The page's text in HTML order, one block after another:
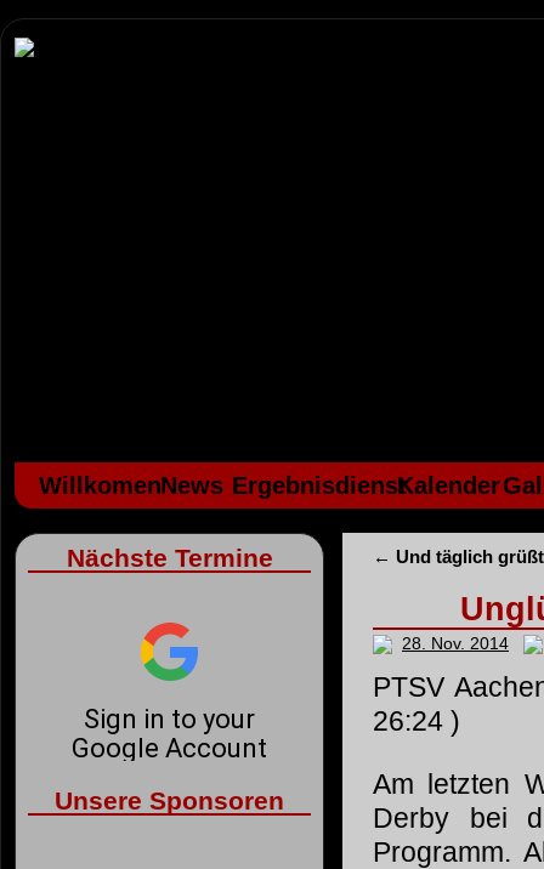
WillkomenNews ErgebnisdienstKalender
← Und täglich
28. Nov. 2014
PTSV
26:24 )
Am letzten
Derby bei
Programm.
Nächste Termine
Unsere Sponsoren